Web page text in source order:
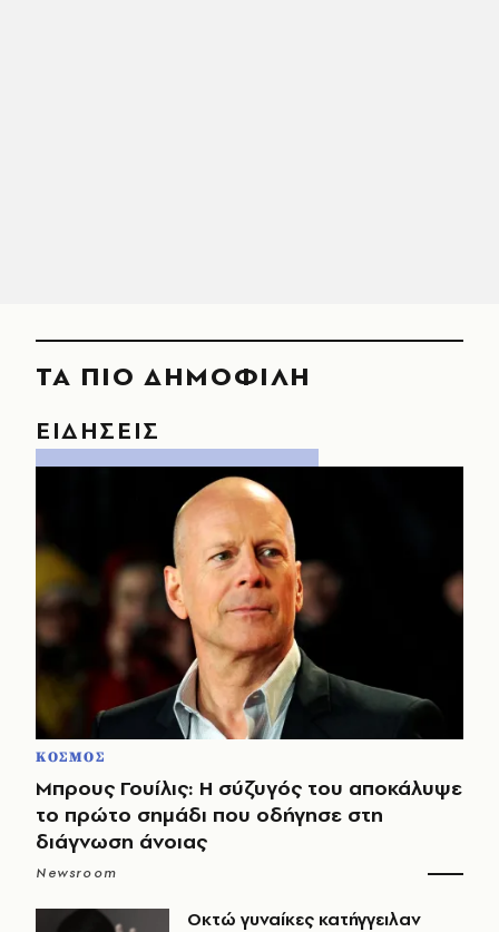
ΤΑ ΠΙΟ ΔΗΜΟΦΙΛΗ
ΕΙΔΗΣΕΙΣ
ΚΟΣΜΟΣ
Μπρους Γουίλις: Η σύζυγός του αποκάλυψε
το πρώτο σημάδι που οδήγησε στη
διάγνωση άνοιας
Newsroom
Οκτώ γυναίκες κατήγγειλαν